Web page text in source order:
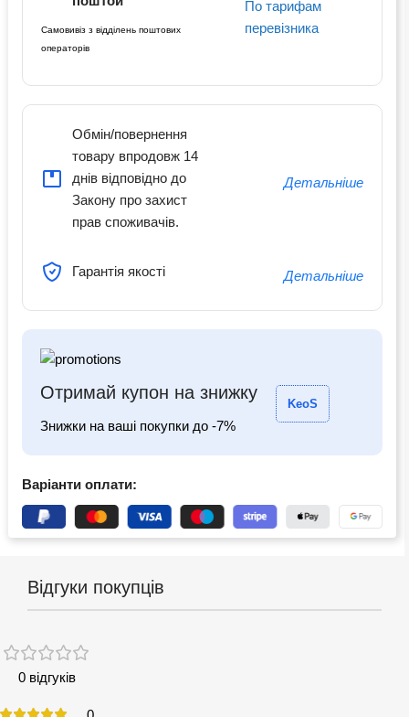
Самовивіз з відділень поштових
операторів
По тарифам
перевізника
Обмін/повернення
товару впродовж 14
днів відповідно до
Закону про захист
прав споживачів.
Детальніше
Гарантія якості Детальніше
Отримай купон на знижку
Знижки на ваші покупки до -7%
KeoS
Варіанти оплати:
Відгуки покупців
0 відгуків